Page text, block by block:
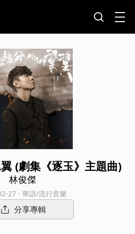
(劇集《逐玉》主題曲)
林俊傑
27 · 華語/流行音樂
分享專輯